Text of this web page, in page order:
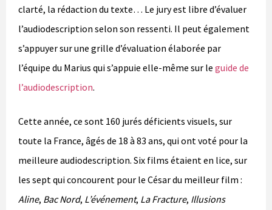
clarté, la rédaction du texte… Le jury est libre d’évaluer
l’audiodescription selon son ressenti. Il peut également
s’appuyer sur une grille d’évaluation élaborée par
l’équipe du Marius qui s’appuie elle-même sur le guide de
l’audiodescription.
Cette année, ce sont 160 jurés déficients visuels, sur
toute la France, âgés de 18 à 83 ans, qui ont voté pour la
meilleure audiodescription. Six films étaient en lice, sur
les sept qui concourent pour le César du meilleur film :
Aline, Bac Nord, L’événement, La Fracture, Illusions